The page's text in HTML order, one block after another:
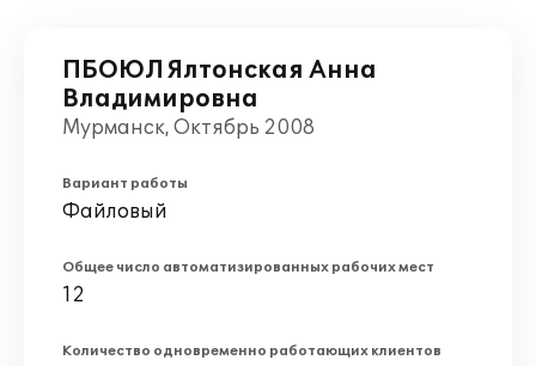
ПБОЮЛ Ялтонская Анна
Владимировна
Мурманск, Октябрь 2008
Вариант работы
Файловый
Общее число автоматизированных рабочих мест
12
Количество одновременно работающих клиентов